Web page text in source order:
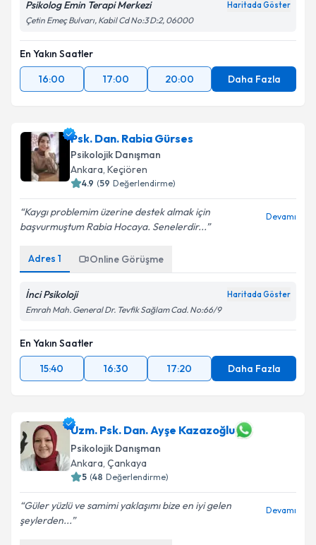
Psikolog Emin Terapi Merkezi Haritada Göster
Çetin Emeç Bulvarı, Kabil Cd No:3 D:2, 06000
En Yakın Saatler
16:00
17:00 20:00 Daha Fazla
Psk. Dan. Rabia Gürses
Psikolojik Danışman
Ankara, Keçiören
4.9 (59 Değerlendirme)
Kaygı problemim üzerine destek almak için
başvurmuştum Rabia Hocaya. Senelerdir...
Devamı
Adres 1 Online Görüşme
İnci Psikoloji Haritada Göster
Emrah Mah. General Dr. Tevfik Sağlam Cad. No:66/9
En Yakın Saatler
15:40
16:30 17:20 Daha Fazla
Uzm. Psk. Dan. Ayşe Kazazoğlu
Psikolojik Danışman
Ankara, Çankaya
5 (48 Değerlendirme)
Güler yüzlü ve samimi yaklaşımı bize en iyi gelen
şeylerden...
Devamı